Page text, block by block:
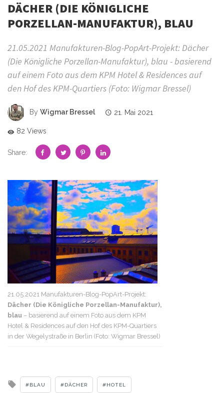
DÄCHER (DIE KÖNIGLICHE
PORZELLAN-MANUFAKTUR), BLAU
21.05.2021 Manufakturen-Blog-PopArt-Projekt: Dächer
(Die Königliche Porzellan-Manufaktur), blau - basierend
auf einem Foto aus dem KPM Hotel & Residences auf
den Hof des KPM-Quartiers (Foto: Wigmar Bressel)
By Wigmar Bressel 21. Mai 2021
82 Views
Share:
21.05.2021 Manufakturen-Blog-PopArt-Projekt:
Dächer (Die Königliche Porzellan-Manufaktur),
blau – basierend auf einem Foto aus dem KPM
Hotel & Residences auf den Hof des KPM-Quartiers
in der Wegelystraße in Berlin (Foto: Wigmar Bressel)
Tagged
BLAU DÄCHER HOTEL